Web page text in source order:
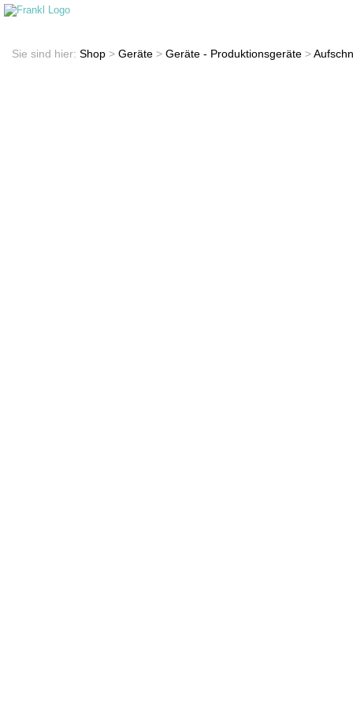
Sie sind hier: Shop > Geräte > Geräte - Produktionsgeräte >